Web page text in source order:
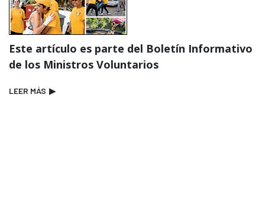
Este artículo es parte del Boletín Informativo
de los Ministros Voluntarios
LEER MÁS ▶